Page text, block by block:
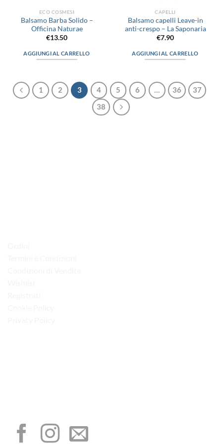
ECO COSMESI
Balsamo Barba Solido –
Officina Naturae
€13.50
AGGIUNGI AL CARRELLO
CAPELLI
Balsamo capelli Leave-in
anti-crespo – La Saponaria
€7.90
AGGIUNGI AL CARRELLO
1 2 3 4 5 6 … 36
37
38